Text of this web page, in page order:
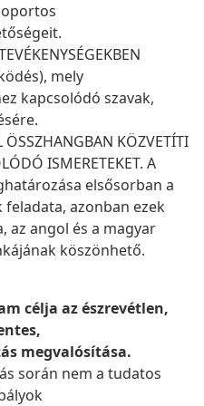
mely
kapcsolódó szavak,
ÖSSZHANGBAN KÖZVETÍTI
ISMERETEKET. A
elsősorban a
azonban ezek
az angol és a magyar
köszönhető.
célja az észrevétlen,
megvalósítása.
során nem a tudatos